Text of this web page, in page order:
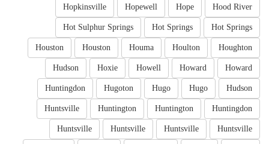
Hood River
Hope
Hopewell
Hopkinsville
Hot Springs
Hot Springs
Hot Sulphur Springs
Houghton
Houlton
Houma
Houston
Houston
Howard
Howard
Howell
Hoxie
Hudson
Hudson
Hugo
Hugo
Hugoton
Huntingdon
Huntingdon
Huntington
Huntington
Huntsville
Huntsville
Huntsville
Huntsville
Huntsville